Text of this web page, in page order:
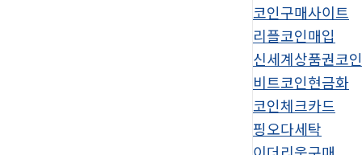
코인구매사이트
리플코인매입
신세계상품권코
비트코인현금화
코인체크카드
핑오다세탁